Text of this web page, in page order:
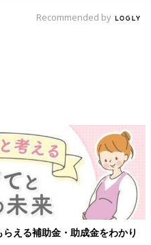
Recommended by
感染症対策、知っておいて！